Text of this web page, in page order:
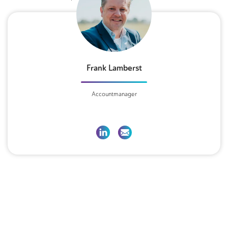
Frank Lamberst
Accountmanager